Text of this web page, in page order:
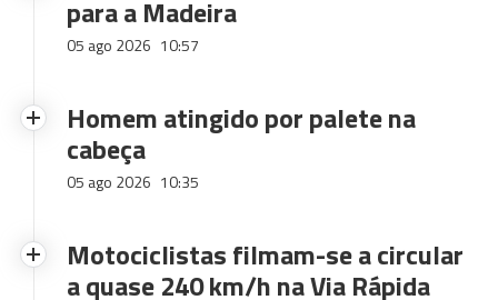
para a Madeira
05 ago 2026 10:57
Homem atingido por palete na
cabeça
05 ago 2026 10:35
Motociclistas filmam-se a circular
a quase 240 km/h na Via Rápida